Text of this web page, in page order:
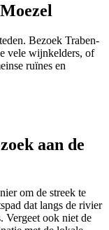
Bezoek Traben-
vele wijnkelders, of
ruïnes en
aan de
om de streek te
dat langs de rivier
Vergeet ook niet de